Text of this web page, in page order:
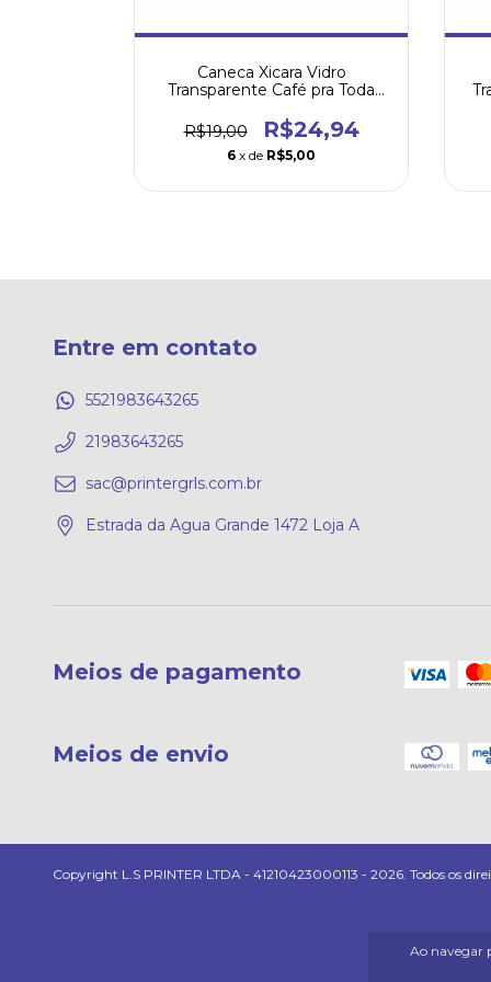
Ao navegar
Caneca Xicara Vidro
Transparente Café pra Toda
R$19,00
R$24,94
6 x de R$5,00
Entre em contato
5521983643265
21983643265
sac@printergrls.com.br
Estrada da Agua Grande 1472 Loja A
Meios de pagamento
Meios de envio
Copyright L.S PRINTER LTDA - 41210423000113 - 2026. Todos os